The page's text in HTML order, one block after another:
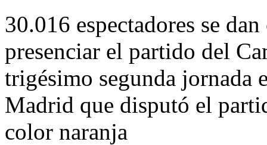
30.016 espectadores se
presenciar el partido del
trigésimo segunda jornada
Madrid que disputó el
color naranja